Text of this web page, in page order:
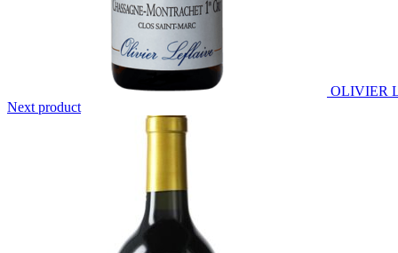
OLIVIER
Next product